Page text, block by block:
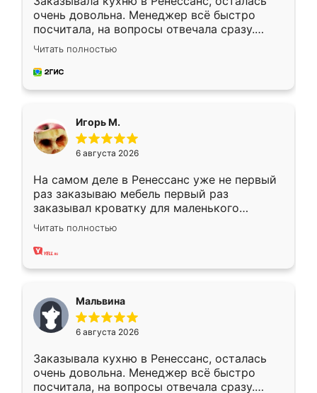
очень довольна. Менеджер всё быстро
посчитала, на вопросы отвечала сразу.
Замерщик приехал в субботу, подошёл к
делу со всей ответственностью. Собрали
за день, ребята работали аккуратно, даже
Читать полностью
Игорь М.
6 августа 2026
На самом деле в Ренессанс уже не первый
раз заказываю мебель первый раз
заказывал кроватку для маленького
ребёнка при его рождении ,во второй раз
заказал шкаф-купе. По качеству очень
хорошее сборка достаточно быстрая,
меньше, здесь же он более разнообразный.
Мне нравится ,если что-то потребуется из
мебели буду заказывать только здесь.
Читать полностью
Мальвина
6 августа 2026
Заказывала кухню в Ренессанс, осталась
очень довольна. Менеджер всё быстро
посчитала, на вопросы отвечала сразу.